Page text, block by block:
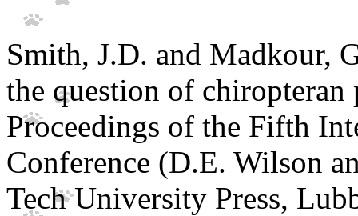
Smith, J.D. and Madkour,
the question of
Proceedings of the Fifth
Conference (D.E. Wilson
Tech University Press,